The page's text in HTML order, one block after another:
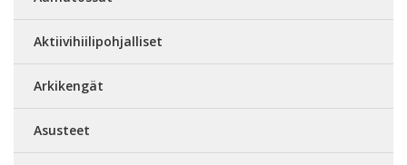
Aktiivihiilipohjalliset
Arkikengät
Asusteet